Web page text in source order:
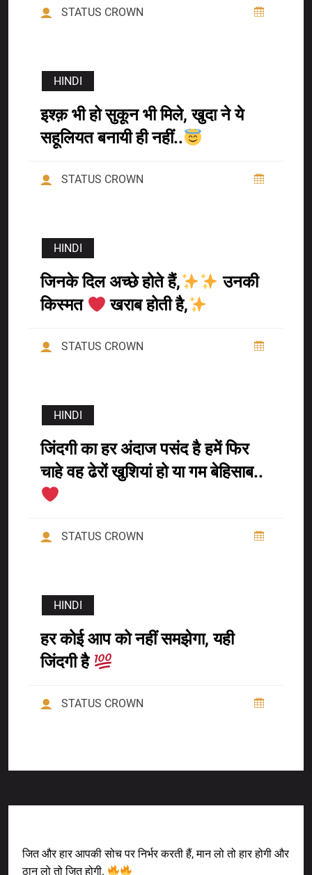
STATUS CROWN
HINDI
इश्क़ भी हो सुकून भी मिले, खुदा ने ये
सहूलियत बनायी ही नहीं..
STATUS CROWN
HINDI
जिनके दिल अच्छे होते हैं,
उनकी
किस्मत
खराब होती है,
STATUS CROWN
HINDI
जिंदगी का हर अंदाज पसंद है हमें फिर
चाहे वह ढेरों खुशियां हो या गम बेहिसाब..
STATUS CROWN
HINDI
हर कोई आप को नहीं समझेगा, यही
जिंदगी है
STATUS CROWN
जित और हार आपकी सोच पर निर्भर करती हैं, मान लो तो हार होगी और
ठान लो तो जित होगी.